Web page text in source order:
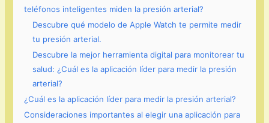
teléfonos inteligentes miden la presión arterial?
Descubre qué modelo de Apple Watch te permite medir
tu presión arterial.
Descubre la mejor herramienta digital para monitorear tu
salud: ¿Cuál es la aplicación líder para medir la presión
arterial?
¿Cuál es la aplicación líder para medir la presión arterial?
Consideraciones importantes al elegir una aplicación para